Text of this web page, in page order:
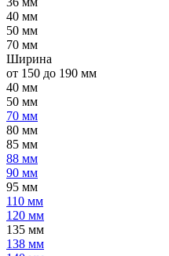
40 мм
50 мм
70 мм
Ширина
от 150 до 190 мм
40 мм
50 мм
70 мм
80 мм
85 мм
88 мм
90 мм
95 мм
110 мм
120 мм
135 мм
138 мм